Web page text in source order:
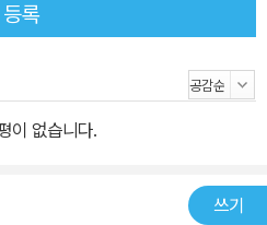
등록
이 없습니다.
쓰기